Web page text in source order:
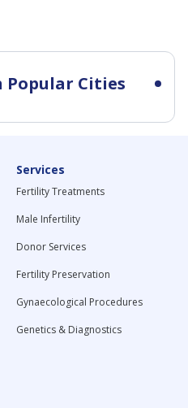
Popular Cities
Services
Fertility Treatments
Male Infertility
Donor Services
Fertility Preservation
Gynaecological Procedures
Genetics & Diagnostics